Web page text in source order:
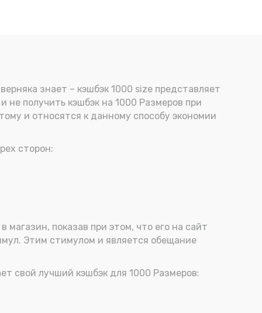
знает – кэшбэк 1000 size представляет
не получить кэшбэк на 1000 Размеров при
и относятся к данному способу экономии
сторон:
показав при этом, что его на сайт
Этим стимулом и является обещание
свой лучший кэшбэк для 1000 Размеров: